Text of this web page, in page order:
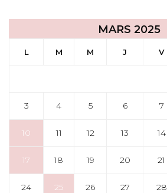
MARS 2025
L M M J V
3 4 5 6 7
10 11 12 13 14
17 18 19 20 21
24 25 26 27 28